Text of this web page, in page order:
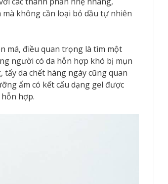
không cần loại bỏ dầu tự nhiên
má, điều quan trọng là tìm một
người có da hỗn hợp khó bị mụn
da chết hàng ngày cũng quan
ẩm có kết cấu dạng gel được
hợp.